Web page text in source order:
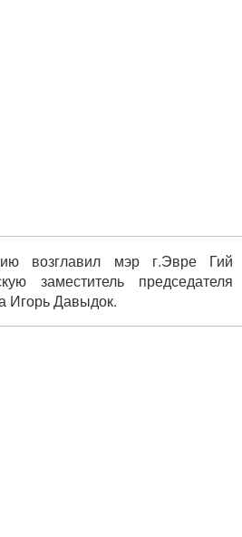
возглавил мэр г.Эвре Гий
заместитель председателя
Игорь Давыдок.